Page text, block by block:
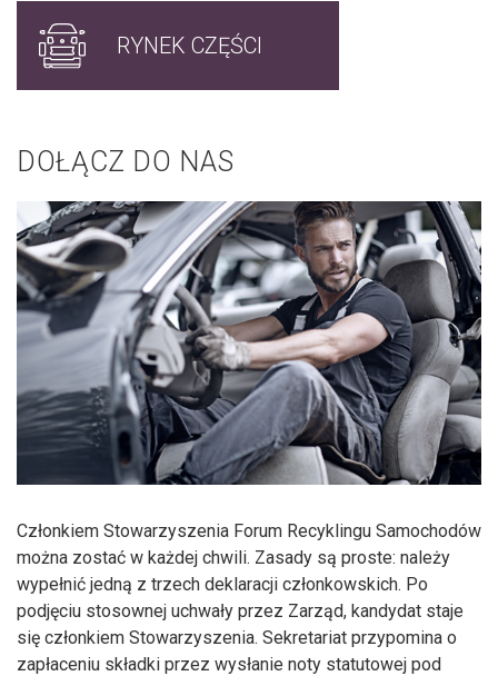
RYNEK CZĘŚCI
DOŁĄCZ DO NAS
Członkiem Stowarzyszenia Forum Recyklingu Samochodów
można zostać w każdej chwili. Zasady są proste: należy
wypełnić jedną z trzech deklaracji członkowskich. Po
podjęciu stosownej uchwały przez Zarząd, kandydat staje
się członkiem Stowarzyszenia. Sekretariat przypomina o
zapłaceniu składki przez wysłanie noty statutowej pod